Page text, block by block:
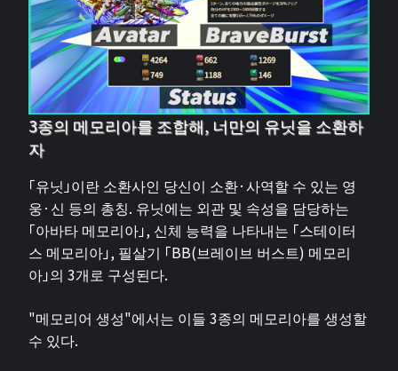
3종의 메모리아를 조합해, 너만의 유닛을 소환하
자
「유닛」이란 소환사인 당신이 소환·사역할 수 있는 영
웅·신 등의 총칭. 유닛에는 외관 및 속성을 담당하는
「아바타 메모리아」, 신체 능력을 나타내는 「스테이터
스 메모리아」, 필살기 「BB(브레이브 버스트) 메모리
아」의 3개로 구성된다.
"메모리어 생성"에서는 이들 3종의 메모리아를 생성할
수 있다.